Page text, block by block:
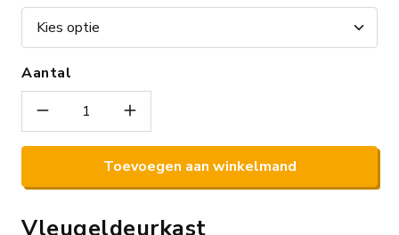
Aantal
Toevoegen aan winkelmand
Vleugeldeurkast